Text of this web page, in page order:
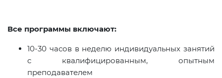
Все программы включают:
10-30 часов в неделю индивидуальных занятий
с квалифицированным, опытным
преподавателем